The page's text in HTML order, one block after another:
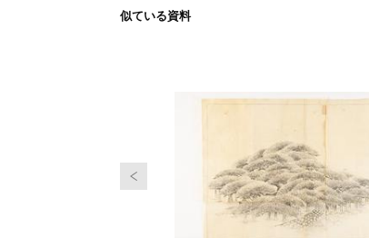
似ている資料